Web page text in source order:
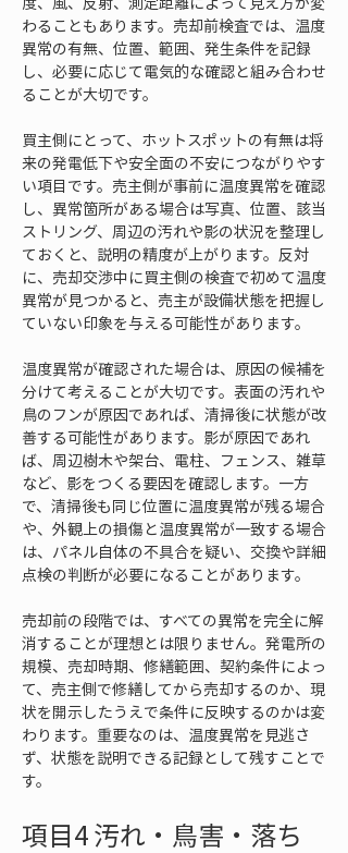
わることもあります。売却前検査では、温度
異常の有無、位置、範囲、発生条件を記録
し、必要に応じて電気的な確認と組み合わせ
ることが大切です。
買主側にとって、ホットスポットの有無は将
来の発電低下や安全面の不安につながりやす
い項目です。売主側が事前に温度異常を確認
し、異常箇所がある場合は写真、位置、該当
ストリング、周辺の汚れや影の状況を整理し
ておくと、説明の精度が上がります。反対
に、売却交渉中に買主側の検査で初めて温度
異常が見つかると、売主が設備状態を把握し
ていない印象を与える可能性があります。
温度異常が確認された場合は、原因の候補を
分けて考えることが大切です。表面の汚れや
鳥のフンが原因であれば、清掃後に状態が改
善する可能性があります。影が原因であれ
ば、周辺樹木や架台、電柱、フェンス、雑草
など、影をつくる要因を確認します。一方
で、清掃後も同じ位置に温度異常が残る場合
や、外観上の損傷と温度異常が一致する場合
は、パネル自体の不具合を疑い、交換や詳細
点検の判断が必要になることがあります。
売却前の段階では、すべての異常を完全に解
消することが理想とは限りません。発電所の
規模、売却時期、修繕範囲、契約条件によっ
て、売主側で修繕してから売却するのか、現
状を開示したうえで条件に反映するのかは変
わります。重要なのは、温度異常を見逃さ
ず、状態を説明できる記録として残すことで
す。
項目4 汚れ・鳥害・落ち